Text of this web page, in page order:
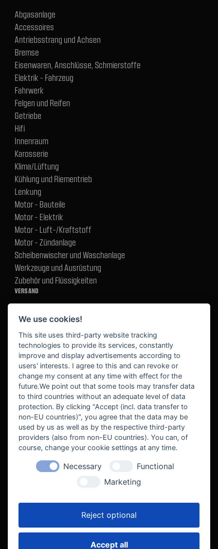
Abgasanlage
Accessoires
Antriebsstrang und Achsen
Bremse
Eisenwaren, Anschlüsse, Schmierstoffe
Elektrik - Fahrzeug
Fahrwerk
Felgen und Reifen
Getriebe
Hifi
Innenraum
Karosserie
Klima/Lüftung
Kühlung und Riementrieb
Lenkung
Motor - Bauteile
Motor - Elektrik
Motor - Luft-/Kraftstoff
Motor - Zündanlage
Scheibenwischer und Waschanlage
Werkzeuge und Ausrüstung
Zubehör und Flüssigkeiten
VERSAND
BEKANNT AUS
We use cookies!
This site uses third-party website tracking
technologies to provide its services, constantly
improve and display advertisements according to
users' interests. I agree to this and can revoke or
change my consent at any time with effect for the
future.We point out that some tools may transfer data
to third countries without an adequate level of data
protection. By clicking "Accept (incl. data transfer to
non-EU countries)", you agree that the data may be
used by us as well as by the respective third-party
providers (also from non-EU countries). You can, of
course, change your cookie settings at any time.
Necessary
Functional
Marketing
Reject optional
Accept all